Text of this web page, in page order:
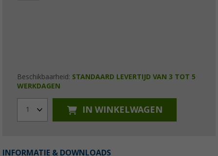
Beschikbaarheid: STANDAARD LEVERTIJD VAN 3 TOT 5
WERKDAGEN
1 IN WINKELWAGEN
INFORMATIE & DOWNLOADS